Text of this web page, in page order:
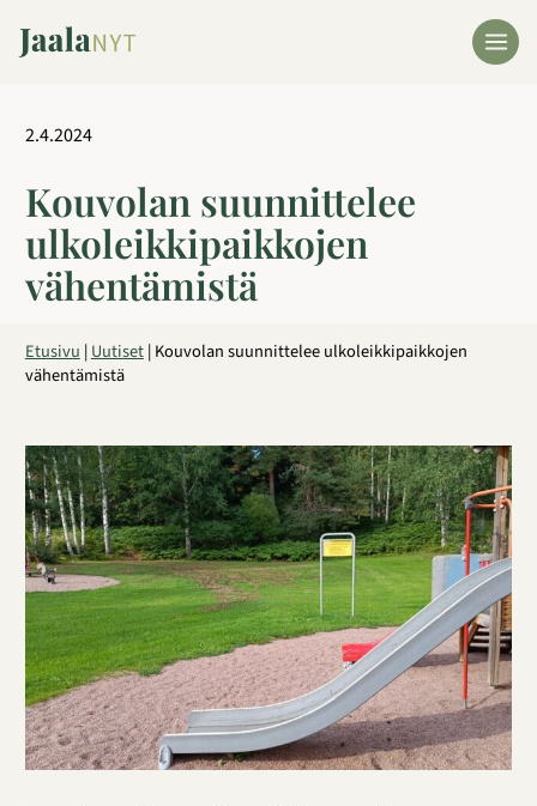
sisältöön
2.4.2024
Kouvolan suunnittelee
ulkoleikkipaikkojen
vähentämistä
Etusivu|Uutiset|Kouvolan suunnittelee ulkoleikkipaikkojen
vähentämistä